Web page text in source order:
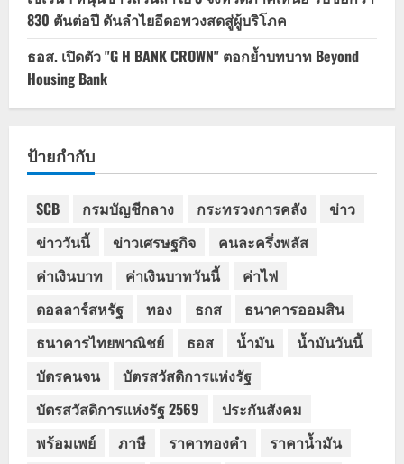
830 ตันต่อปี ดันลำไยอีดอพวงสดสู่ผู้บริโภค
ธอส. เปิดตัว "G H BANK CROWN" ตอกย้ำบทบาท Beyond
Housing Bank
ป้ายกำกับ
SCB กรมบัญชีกลาง กระทรวงการคลัง
ข่าว
ข่าววันนี้
ข่าวเศรษฐกิจ
คนละครึ่งพลัส
ค่าเงินบาท
ค่าเงินบาทวันนี้
ค่าไฟ
ดอลลาร์สหรัฐ
ทอง ธกส
ธนาคารออมสิน
ธนาคารไทยพาณิชย์
ธอส น้ำมัน
น้ำมันวันนี้
บัตรคนจน
บัตรสวัสดิการแห่งรัฐ
บัตรสวัสดิการแห่งรัฐ 2569
ประกันสังคม
พร้อมเพย์
ภาษี ราคาทองคำ
ราคาน้ำมัน